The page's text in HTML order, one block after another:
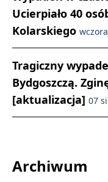
Ucierpiało 40
Kolarskiego
Tragiczny
Bydgoszczą.
[aktualizacja] 07
Archiwum